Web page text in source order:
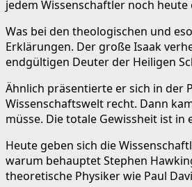
jedem Wissenschaftler noch
Was bei den theologischen und
Erklärungen. Der große Isaak
endgültigen Deuter der Heiligen
Ähnlich präsentierte er sich in der
Wissenschaftswelt recht. Dann
müsse. Die totale Gewissheit ist
Heute geben sich die
warum behauptet Stephen
theoretische Physiker wie Paul